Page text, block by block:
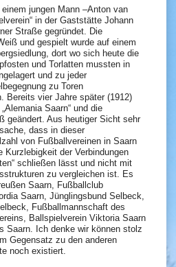
jungen Mann –Anton van
in der Gaststätte Johann
Straße gegründet. Die
und gespielt wurde auf einem
dort wo sich heute die
und Torlatten mussten in
und zu jeder
zu Toren
Bereits vier Jahre später (1912)
Saarn“ und die
geändert. Aus heutiger Sicht sehr
dass in dieser
von Fußballvereinen in Saarn
Kurzlebigkeit der Verbindungen
schließen lässt und nicht mit
zu vergleichen ist. Es
Saarn, Fußballclub
Saarn, Jünglingsbund Selbeck,
Fußballmannschaft des
Ballspielverein Viktoria Saarn
Saarn. Ich denke wir können stolz
Gegensatz zu den anderen
noch existiert.